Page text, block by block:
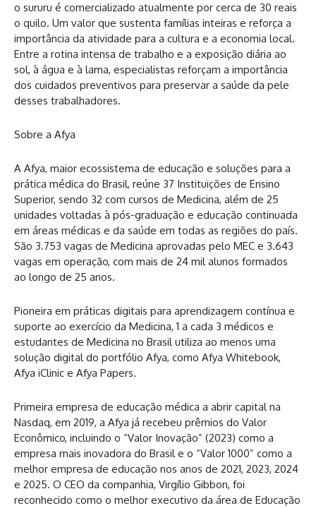
o sururu é comercializado atualmente por cerca de 30 reais
o quilo. Um valor que sustenta famílias inteiras e reforça a
importância da atividade para a cultura e a economia local.
Entre a rotina intensa de trabalho e a exposição diária ao
sol, à água e à lama, especialistas reforçam a importância
dos cuidados preventivos para preservar a saúde da pele
desses trabalhadores.
Sobre a Afya
A Afya, maior ecossistema de educação e soluções para a
prática médica do Brasil, reúne 37 Instituições de Ensino
Superior, sendo 32 com cursos de Medicina, além de 25
unidades voltadas à pós-graduação e educação continuada
em áreas médicas e da saúde em todas as regiões do país.
São 3.753 vagas de Medicina aprovadas pelo MEC e 3.643
vagas em operação, com mais de 24 mil alunos formados
ao longo de 25 anos.
Pioneira em práticas digitais para aprendizagem contínua e
suporte ao exercício da Medicina, 1 a cada 3 médicos e
estudantes de Medicina no Brasil utiliza ao menos uma
solução digital do portfólio Afya, como Afya Whitebook,
Afya iClinic e Afya Papers.
Primeira empresa de educação médica a abrir capital na
Nasdaq, em 2019, a Afya já recebeu prêmios do Valor
Econômico, incluindo o “Valor Inovação” (2023) como a
empresa mais inovadora do Brasil e o “Valor 1000” como a
melhor empresa de educação nos anos de 2021, 2023, 2024
e 2025. O CEO da companhia, Virgílio Gibbon, foi
reconhecido como o melhor executivo da área de Educação